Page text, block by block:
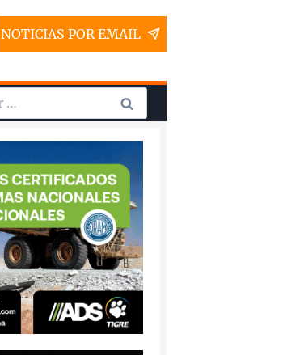
NOTICIAS POR EMAIL